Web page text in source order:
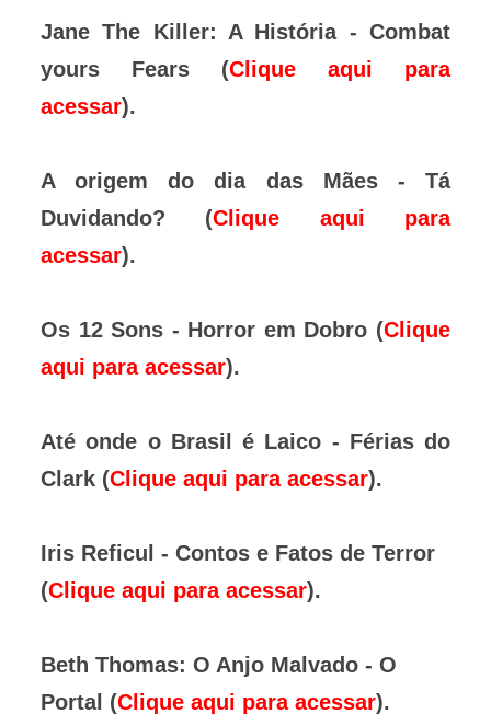
Jane The Killer: A História - Combat
yours Fears (Clique aqui para
acessar).
A origem do dia das Mães - Tá
Duvidando? (Clique aqui para
acessar).
Os 12 Sons - Horror em Dobro (Clique
aqui para acessar).
Até onde o Brasil é Laico - Férias do
Clark (Clique aqui para acessar).
Iris Reficul - Contos e Fatos de Terror
(Clique aqui para acessar).
Beth Thomas: O Anjo Malvado - O
Portal (Clique aqui para acessar).